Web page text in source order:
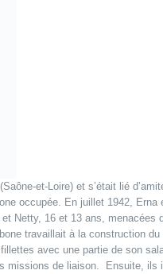
et-Loire) et s’était lié
occupée. En juillet 1942,
Netty, 16 et 13 ans,
travaillait à la construction
avec une partie de son
missions de liaison. Ensuite,